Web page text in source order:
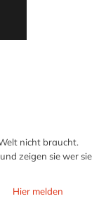
nicht braucht.
zeigen sie wer sie
Hier melden